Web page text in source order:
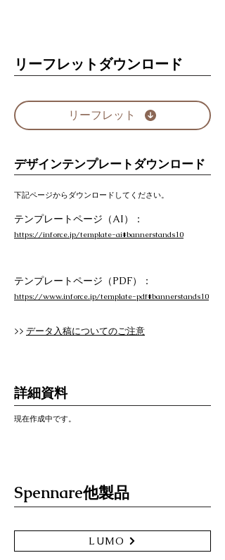
リーフレットダウンロード
リーフレット
デザインテンプレートダウンロード
下記ページからダウンロードしてください。
テンプレートページ（AI）：
https://inforce.jp/template-ai#bannerstands10
テンプレートページ（PDF）：
https://www.inforce.jp/template-pdf#bannerstands10
>> データ入稿についてのご注意
詳細資料
現在作成中です。
Spennare他製品
LUMO